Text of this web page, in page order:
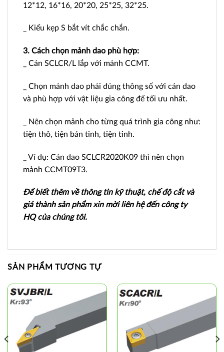
12*12, 16*16, 20*20, 25*25, 32*25.
_ Kiểu kẹp S bắt vít chắc chắn.
3. Cách chọn mảnh dao phù hợp:
_ Cán SCLCR/L lắp với mảnh CCMT.
_ Chọn mảnh dao phải đúng thông số với cán dao
và phù hợp với vật liệu gia công để tối ưu nhất.
_ Nên chọn mảnh cho từng quá trình gia công như:
tiện thô, tiện bán tinh, tiện tinh.
_ Ví dụ: Cán dao SCLCR2020K09 thì nên chọn
mảnh CCMT09T3.
Để biết thêm về thông tin kỹ thuật, chế độ cắt và
giá thành sản phẩm xin mời liên hệ đến công ty
HQ của chúng tôi.
SẢN PHẨM TƯƠNG TỰ